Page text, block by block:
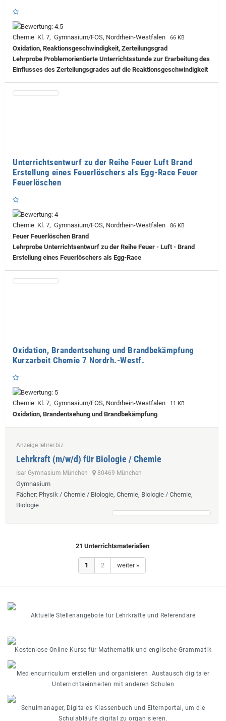
Chemie Kl. 7, Gymnasium/FOS, Nordrhein-Westfalen 66 KB
Oxidation, Reaktionsgeschwindigkeit, Zerteilungsgrad
Lehrprobe Problemorientierte Unterrichtsstunde zur Erarbeitung des
Einflusses des Zerteilungsgrades auf die Reaktionsgeschwindigkeit
Unterrichtsentwurf zu der Reihe Feuer Luft Brand
Erstellung eines Feuerlöschers als Egg-Race Feuer
Feuerlöschen
Chemie Kl. 7, Gymnasium/FOS, Nordrhein-Westfalen 86 KB
Feuer Feuerlöschen Brand
Lehrprobe Unterrichtsentwurf zu der Reihe Feuer - Luft - Brand
Erstellung eines Feuerlöschers als Egg-Race
Oxidation, Brandentsehung und Brandbekämpfung
Kurzarbeit Chemie 7 Nordrh.-Westf.
Chemie Kl. 7, Gymnasium/FOS, Nordrhein-Westfalen 11 KB
Oxidation, Brandentsehung und Brandbekämpfung
Anzeige lehrer.biz
Lehrkraft (m/w/d) für Biologie / Chemie
Isar Gymnasium München 80469 München
Gymnasium
Fächer: Physik / Chemie / Biologie, Chemie, Biologie / Chemie,
Biologie
21 Unterrichtsmaterialien
1 2 weiter »
Aktuelle Stellenangebote für Lehrkräfte und Referendare
Kostenlose Online-Kurse für Mathematik und englische Grammatik
Mediencurriculum erstellen und organisieren. Austausch digitaler
Unterrichtseinheiten mit anderen Schulen
Schulmanager, Digitales Klassenbuch und Elternportal, um die
Schulabläufe digital zu organisieren.